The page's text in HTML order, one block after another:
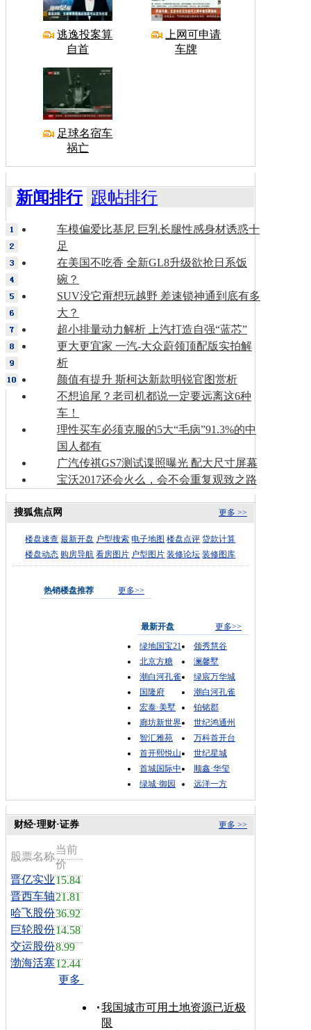
逃逸投案算
自首
上网可申请
车牌
足球名宿车
祸亡
新闻排行 跟帖排行
车模偏爱比基尼 巨乳长腿性感身材诱惑十
足
在美国不吃香 全新GL8升级欲抢日系饭
碗？
SUV没它甭想玩越野 差速锁神通到底有多
大？
超小排量动力解析 上汽打造自强“蓝芯”
更大更宜家 一汽-大众蔚领顶配版实拍解
析
颜值有提升 斯柯达新款明锐官图赏析
不想追尾？老司机都说一定要远离这6种
车！
理性买车必须克服的5大“毛病”91.3%的中
国人都有
广汽传祺GS7测试谍照曝光 配大尺寸屏幕
宝沃2017还会火么，会不会重复观致之路
更多 >>
搜狐焦点网
楼盘速查 最新开盘 户型搜索 电子地图 楼盘点评 贷款计算
楼盘动态 购房导航 看房图片 户型图片 装修论坛 装修图库
热销楼盘推荐 更多>>
最新开盘
更多>>
绿地国宝21
领秀慧谷
北京方糖
澜馨墅
潮白河孔雀
绿宸万华城
国隆府
潮白河孔雀
宏泰·美墅
铂铭郡
廊坊新世界
世纪鸿通州
智汇雅苑
万科首开台
首开熙悦山
世纪星城
首城国际中
顺鑫·华玺
绿城·御园
远洋一方
更多 >>
财经·理财·证券
股票名称
当前
价
晋亿实业15.84
晋西车轴21.81
哈飞股份36.92
巨轮股份14.58
交运股份8.99
渤海活塞12.44
更多
我国城市可用土地资源已近极
限